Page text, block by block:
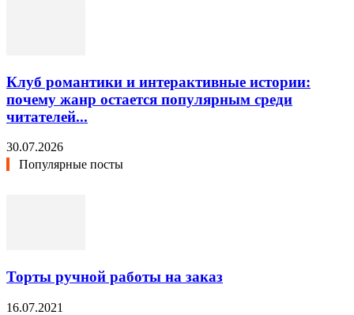
Клуб романтики и интерактивные истории:
почему жанр остается популярным среди
читателей...
30.07.2026
Популярные посты
Торты ручной работы на заказ
16.07.2021